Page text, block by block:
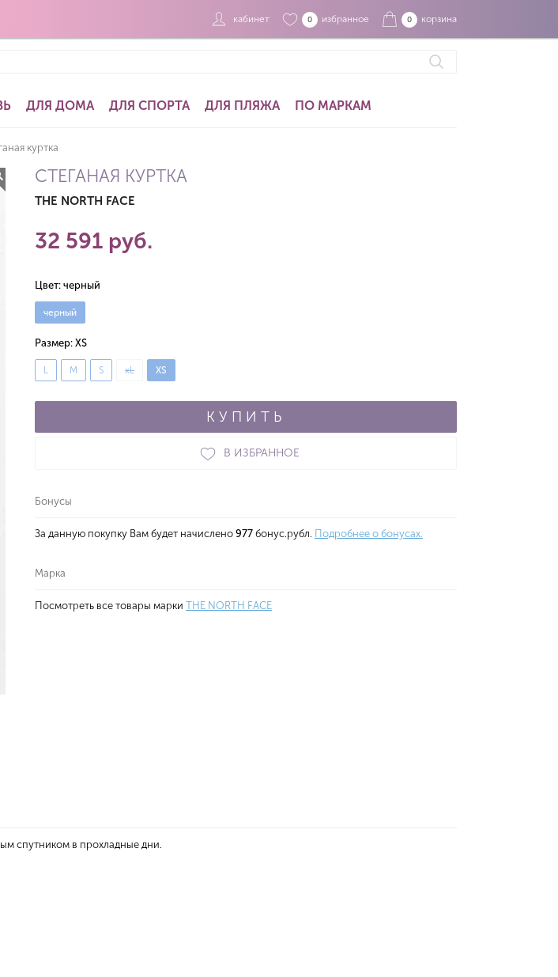
кабинет 0 избранное 0 корзина
ДЛЯ ДОМА ДЛЯ СПОРТА ДЛЯ ПЛЯЖА ПО МАРКАМ
куртка
СТЕГАНАЯ КУРТКА
THE NORTH FACE
32 591 руб.
Цвет: черный
черный
Размер: XS
L M S xL XS
КУПИТЬ
В ИЗБРАННОЕ
Бонусы
За данную покупку Вам будет начислено 977 бонус.рубл. Подробнее о бонусах.
Марка
Посмотреть все товары марки THE NORTH FACE
спутником в прохладные дни.